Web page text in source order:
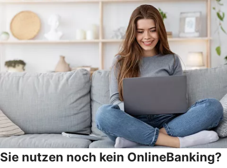
Sie nutzen noch kein OnlineBanking?